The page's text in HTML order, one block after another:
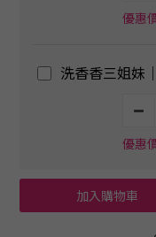
優惠
洗香香三姐妹
優惠
加入購物車